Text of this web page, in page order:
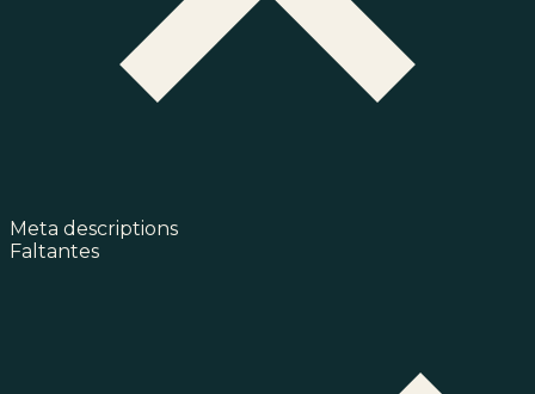
Meta descriptions
Faltantes